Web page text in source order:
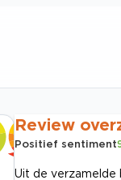
Review
Positief sentiment
Uit de verzamelde